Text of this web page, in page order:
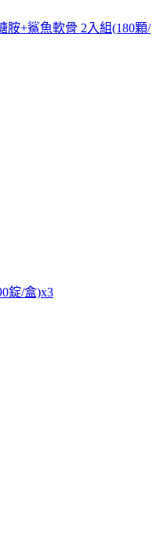
胺+鯊魚軟骨 2入組(180顆/
錠/盒)x3